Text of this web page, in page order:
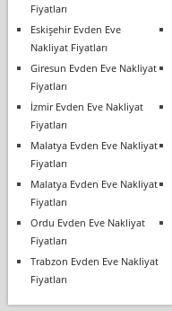
Fiyatları
Eskişehir Evden Eve
Nakliyat Fiyatları
Giresun Evden Eve Nakliyat
Fiyatları
İzmir Evden Eve Nakliyat
Fiyatları
Malatya Evden Eve Nakliyat
Fiyatları
Malatya Evden Eve Nakliyat
Fiyatları
Ordu Evden Eve Nakliyat
Fiyatları
Trabzon Evden Eve Nakliyat
Fiyatları